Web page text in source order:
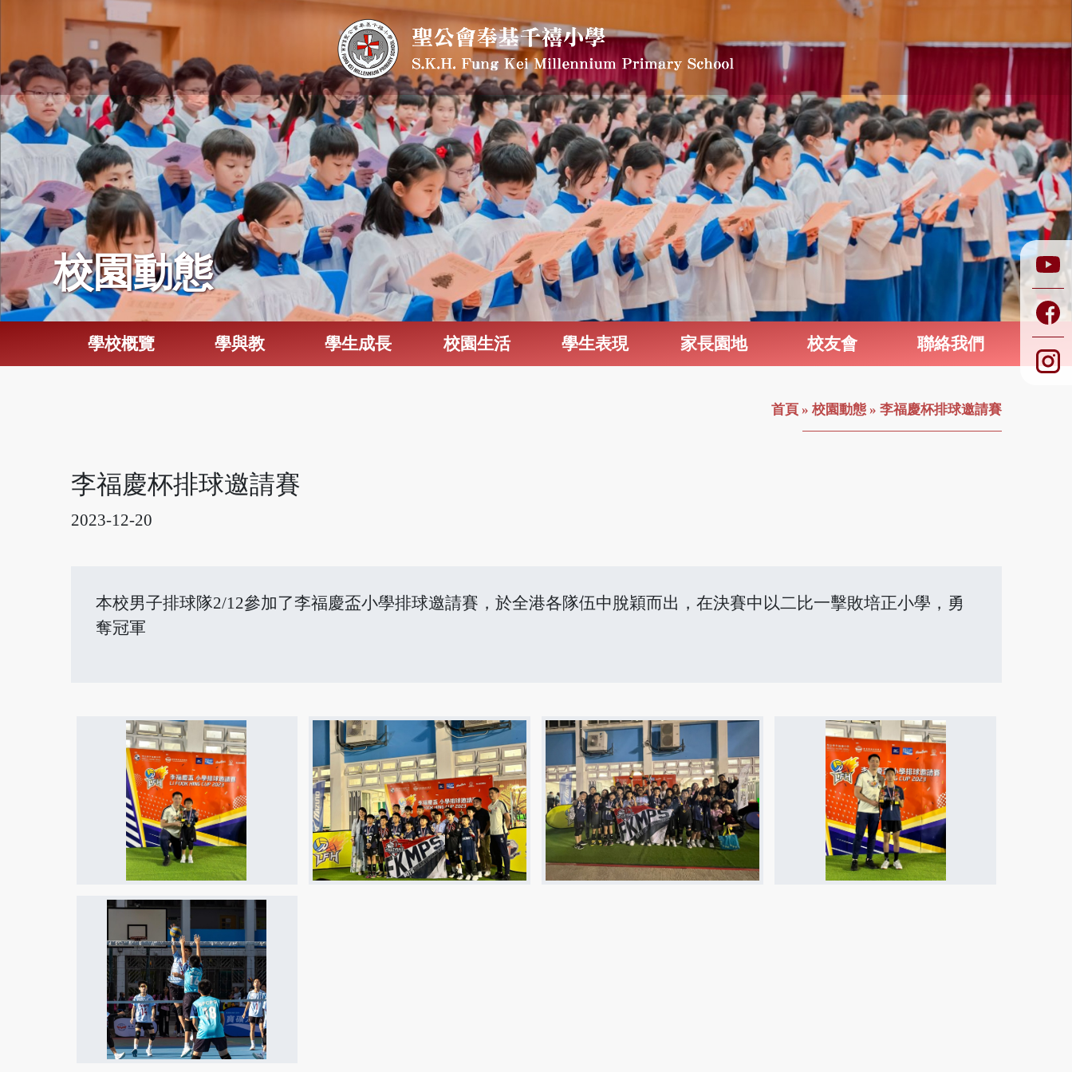
校園動態
學校概覽 學與教 學生成長 校園生活 學生表現 家長園地 校友會 聯絡我們
首頁 » 校園動態» 李福慶杯排球邀請賽
李福慶杯排球邀請賽
2023-12-20
本校男子排球隊2/12參加了李福慶盃小學排球邀請賽，於全港各隊伍中脫穎而出，在決賽中以二比一擊敗培正小學，勇
奪冠軍